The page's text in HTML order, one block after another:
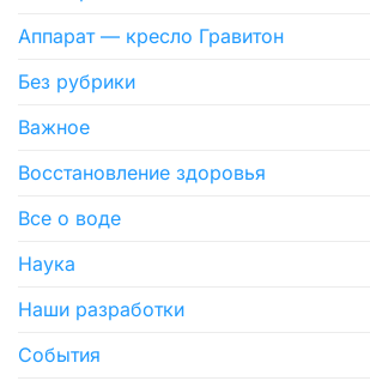
Аппарат — кресло Гравитон
Без рубрики
Важное
Восстановление здоровья
Все о воде
Наука
Наши разработки
События